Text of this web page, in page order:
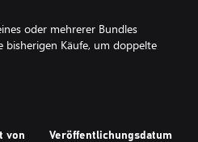
oder mehrerer Bundles
Käufe, um doppelte
von Veröffentlichungsdatum